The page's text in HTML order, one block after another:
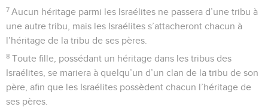
7 Aucun héritage parmi les Israélites ne passera d’une tribu à
une autre tribu, mais les Israélites s’attacheront chacun à
l’héritage de la tribu de ses pères.
8 Toute fille, possédant un héritage dans les tribus des
Israélites, se mariera à quelqu’un d’un clan de la tribu de son
père, afin que les Israélites possèdent chacun l’héritage de
ses pères.